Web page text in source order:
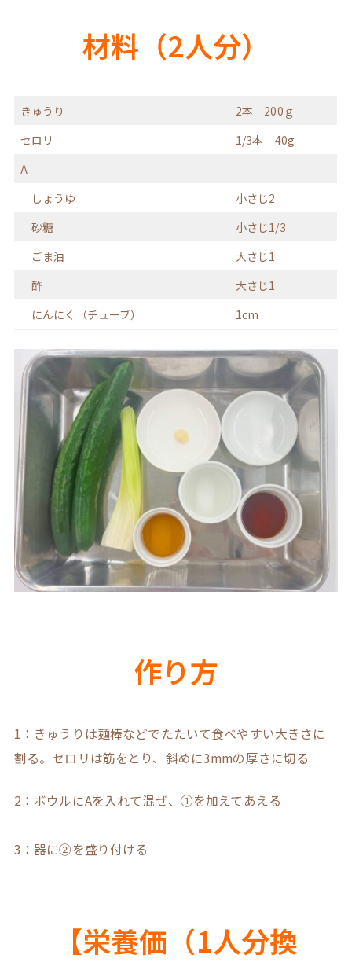
材料（2人分）
きゅうり
2本 200ｇ
セロリ
1/3本 40g
A
しょうゆ
小さじ2
砂糖
小さじ1/3
ごま油
大さじ1
酢
大さじ1
にんにく（チューブ）
1cm
作り方
1：きゅうりは麺棒などでたたいて食べやすい大きさに
割る。セロリは筋をとり、斜めに3mmの厚さに切る
2：ボウルにAを入れて混ぜ、①を加えてあえる
3：器に②を盛り付ける
【栄養価（1人分換